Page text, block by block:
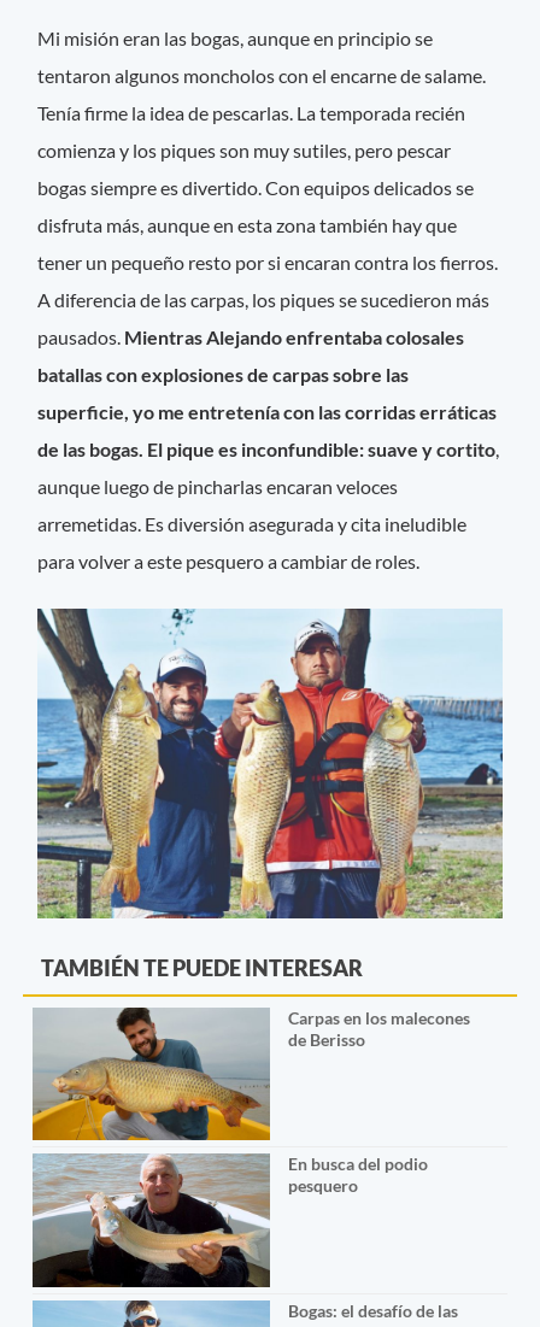
Mi misión eran las bogas, aunque en principio se
tentaron algunos moncholos con el encarne de salame.
Tenía firme la idea de pescarlas. La temporada recién
comienza y los piques son muy sutiles, pero pescar
bogas siempre es divertido. Con equipos delicados se
disfruta más, aunque en esta zona también hay que
tener un pequeño resto por si encaran contra los fierros.
A diferencia de las carpas, los piques se sucedieron más
pausados. Mientras Alejando enfrentaba colosales
batallas con explosiones de carpas sobre las
superficie, yo me entretenía con las corridas erráticas
de las bogas. El pique es inconfundible: suave y cortito,
aunque luego de pincharlas encaran veloces
arremetidas. Es diversión asegurada y cita ineludible
para volver a este pesquero a cambiar de roles.
TAMBIÉN TE PUEDE INTERESAR
Carpas en los malecones
de Berisso
En busca del podio
pesquero
Bogas: el desafío de las